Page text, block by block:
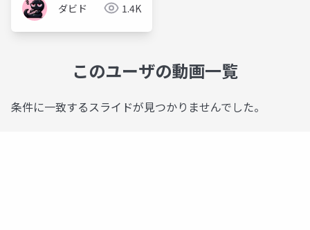
ダビド 1.4K
このユーザの動画一覧
条件に一致するスライドが見つかりませんでした。